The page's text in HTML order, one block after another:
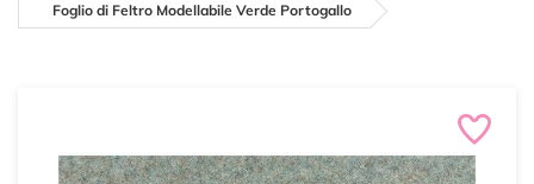
Foglio di Feltro Modellabile Verde Portogallo